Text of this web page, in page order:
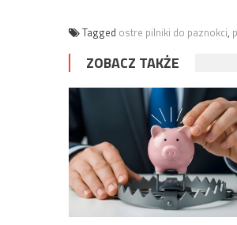
Tagged ostre pilniki do paznokci,
ZOBACZ TAKŻE